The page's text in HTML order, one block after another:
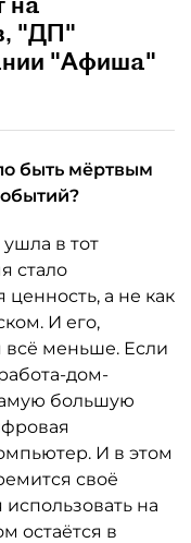
"ДП"
"Афиша"
быть мёртвым
в тот
стало
ценность, а не как
И его,
всё меньше. Если
дом-
большую
И в этом
своё
на
остаётся в